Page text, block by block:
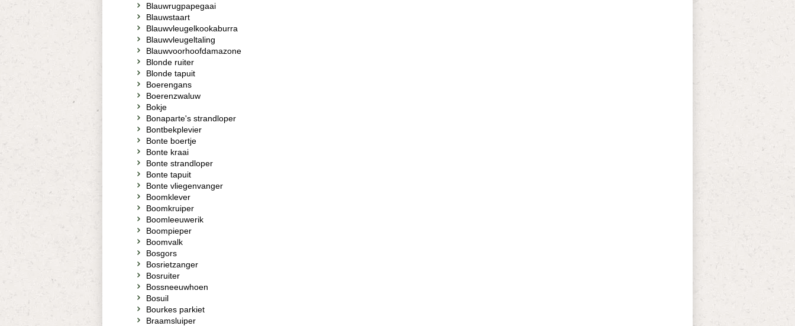
Blauwrugpapegaai
Blauwstaart
Blauwvleugelkookaburra
Blauwvleugeltaling
Blauwvoorhoofdamazone
Blonde ruiter
Blonde tapuit
Boerengans
Boerenzwaluw
Bokje
Bonaparte's strandloper
Bontbekplevier
Bonte boertje
Bonte kraai
Bonte strandloper
Bonte tapuit
Bonte vliegenvanger
Boomklever
Boomkruiper
Boomleeuwerik
Boompieper
Boomvalk
Bosgors
Bosrietzanger
Bosruiter
Bossneeuwhoen
Bosuil
Bourkes parkiet
Braamsluiper